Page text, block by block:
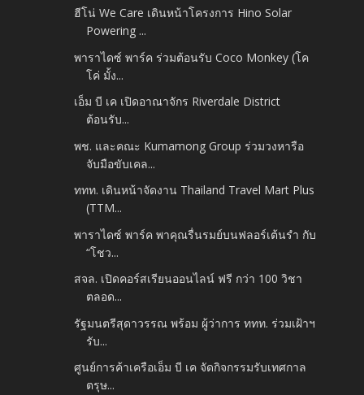
ฮีโน่ We Care เดินหน้าโครงการ Hino Solar
Powering ...
พาราไดซ์ พาร์ค ร่วมต้อนรับ Coco Monkey (โค
โค่ มั้ง...
เอ็ม บี เค เปิดอาณาจักร Riverdale District
ต้อนรับ...
พช. และคณะ Kumamong Group ร่วมวงหารือ
จับมือขับเคล...
ททท. เดินหน้าจัดงาน Thailand Travel Mart Plus
(TTM...
พาราไดซ์ พาร์ค พาคุณรื่นรมย์บนฟลอร์เต้นรำ กับ
“โชว...
สจล. เปิดคอร์สเรียนออนไลน์ ฟรี กว่า 100 วิชา
ตลอด...
รัฐมนตรีสุดาวรรณ พร้อม ผู้ว่าการ ททท. ร่วมเฝ้าฯ
รับ...
ศูนย์การค้าเครือเอ็ม บี เค จัดกิจกรรมรับเทศกาล
ตรุษ...